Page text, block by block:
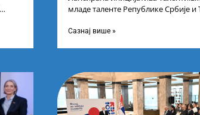
младе таленте Републике Србије и
догађају су се
Сазнај више »